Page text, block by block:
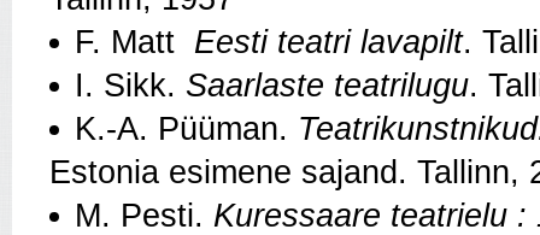
F. Matt Eesti teatri lavapilt.
I. Sikk. Saarlaste teatrilugu.
K.-A. Püüman.
Estonia esimene sajand. Tallinn,
M. Pesti. Kuressaare teatrielu